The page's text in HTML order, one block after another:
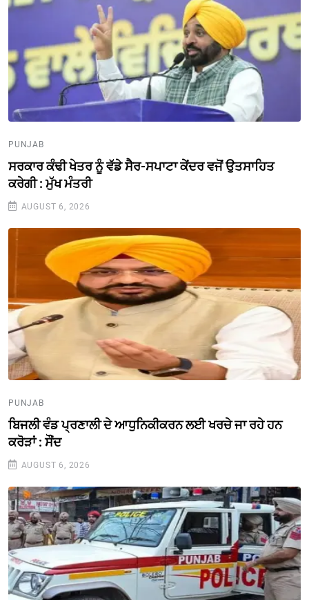
PUNJAB
ਸਰਕਾਰ ਕੰਢੀ ਖੇਤਰ ਨੂੰ ਵੱਡੇ ਸੈਰ-ਸਪਾਟਾ ਕੇਂਦਰ ਵਜੋਂ ਉਤਸਾਹਿਤ
ਕਰੇਗੀ : ਮੁੱਖ ਮੰਤਰੀ
AUGUST 6, 2026
PUNJAB
ਬਿਜਲੀ ਵੰਡ ਪ੍ਰਣਾਲੀ ਦੇ ਆਧੁਨਿਕੀਕਰਨ ਲਈ ਖਰਚੇ ਜਾ ਰਹੇ ਹਨ
ਕਰੋੜਾਂ : ਸੌਂਦ
AUGUST 6, 2026